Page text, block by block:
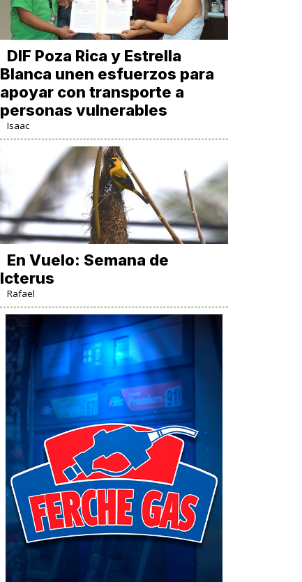
DIF Poza Rica y Estrella
Blanca unen esfuerzos para
apoyar con transporte a
personas vulnerables
Isaac
En Vuelo: Semana de
Icterus
Rafael